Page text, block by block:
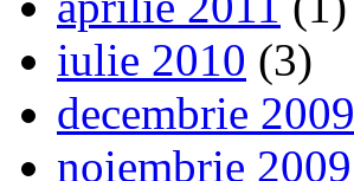
iulie 2010 (3)
decembrie 2009
noiembrie 2009